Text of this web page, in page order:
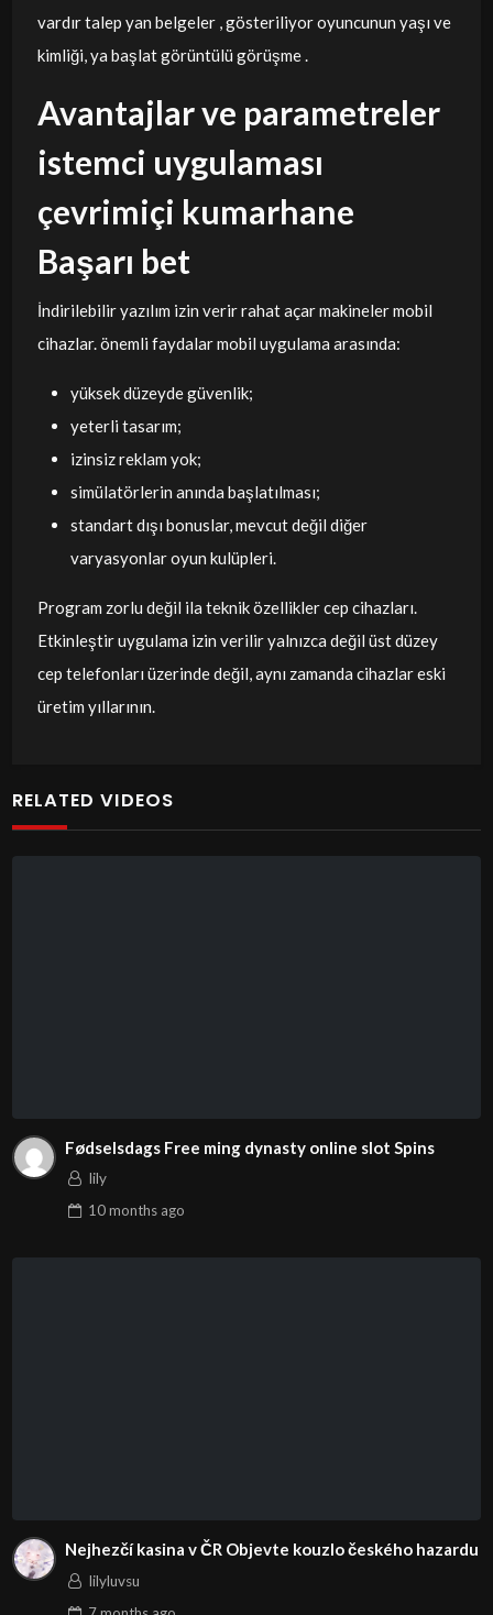
vardır talep yan belgeler , gösteriliyor oyuncunun yaşı ve
kimliği, ya başlat görüntülü görüşme .
Avantajlar ve parametreler
istemci uygulaması
çevrimiçi kumarhane
Başarı bet
İndirilebilir yazılım izin verir rahat açar makineler mobil
cihazlar. önemli faydalar mobil uygulama arasında:
yüksek düzeyde güvenlik;
yeterli tasarım;
izinsiz reklam yok;
simülatörlerin anında başlatılması;
standart dışı bonuslar, mevcut değil diğer
varyasyonlar oyun kulüpleri.
Program zorlu değil ila teknik özellikler cep cihazları.
Etkinleştir uygulama izin verilir yalnızca değil üst düzey
cep telefonları üzerinde değil, aynı zamanda cihazlar eski
üretim yıllarının.
RELATED VIDEOS
Fødselsdags Free ming dynasty online slot Spins
lily
10 monthsago
Nejhezčí kasina v ČR Objevte kouzlo českého hazardu
lilyluvsu